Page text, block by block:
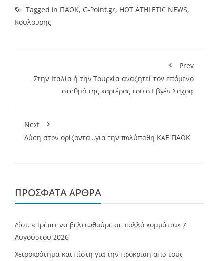
Tagged in ΠΑΟΚ, G-Point.gr, HOT ATHLETIC NEWS,
Κουλουρης
Prev
Στην Ιταλία ή την Τουρκία αναζητεί τον επόμενο
σταθμό της καριέρας του ο Εβγέν Σάχοφ
Next
Λύση στον ορίζοντα…για την πολύπαθη ΚΑΕ ΠΑΟK
ΠΡΌΣΦΑΤΑ ΆΡΘΡΑ
Λίσι: «Πρέπει να βελτιωθούμε σε πολλά κομμάτια» 7
Αυγούστου 2026
Χειροκρότημα και πίστη για την πρόκριση από τους